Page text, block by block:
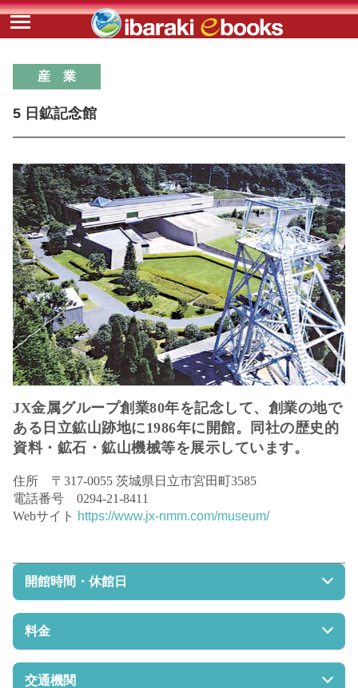
産 業
5 日鉱記念館
JX金属グループ創業80年を記念して、創業の地で
ある日立鉱山跡地に1986年に開館。同社の歴史的
資料・鉱石・鉱山機械等を展示しています。
住所 〒317-0055 茨城県日立市宮田町3585
電話番号 0294-21-8411
Webサイト https://www.jx-nmm.com/museum/
開館時間・休館日
開館時間 9:00～16:00（受付は15:30まで）
休館日 月曜日、祝日、年末年始、会社記念日10月第2金
曜日
料金
無料（団体は要予約）
交通機関